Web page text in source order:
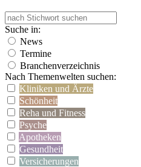
Suche in:
News
Termine
Branchenverzeichnis
Nach Themenwelten suchen:
Kliniken und Ärzte
Schönheit
Reha und Fitness
Psyche
Apotheken
Gesundheit
Versicherungen